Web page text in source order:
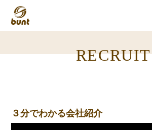
RECRUIT
３分でわかる会社紹介